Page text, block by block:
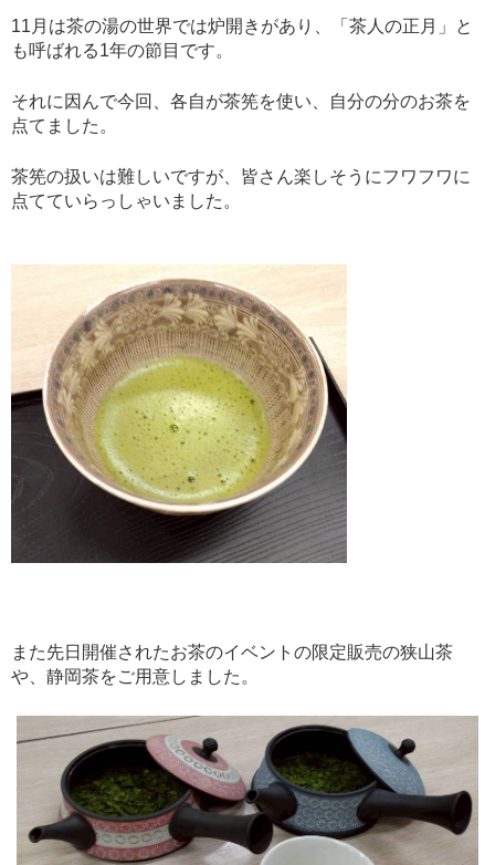
11月は茶の湯の世界では炉開きがあり、「茶人の正月」と
も呼ばれる1年の節目です。
それに因んで今回、各自が茶筅を使い、自分の分のお茶を
点てました。
茶筅の扱いは難しいですが、皆さん楽しそうにフワフワに
点てていらっしゃいました。
また先日開催されたお茶のイベントの限定販売の狭山茶
や、静岡茶をご用意しました。